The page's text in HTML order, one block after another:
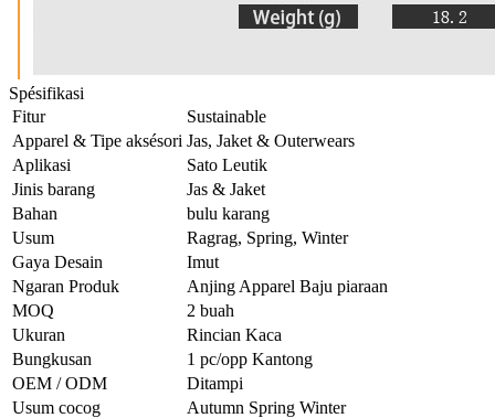
Spésifikasi
Fitur
Sustainable
Apparel & Tipe aksésori Jas, Jaket & Outerwears
Aplikasi
Sato Leutik
Jinis barang
Jas & Jaket
Bahan
bulu karang
Usum
Ragrag, Spring, Winter
Gaya Desain
Imut
Ngaran Produk
Anjing Apparel Baju piaraan
MOQ
2 buah
Ukuran
Rincian Kaca
Bungkusan
1 pc/opp Kantong
OEM / ODM
Ditampi
Usum cocog
Autumn Spring Winter